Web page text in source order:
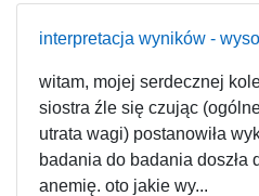
interpretacja wyników -
witam, mojej serdecznej
siostra źle się czując
utrata wagi) postanowiła
badania do badania
anemię. oto jakie wy...